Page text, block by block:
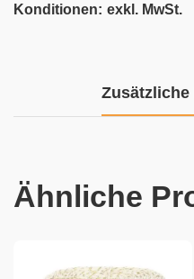
Konditionen: exkl. MwSt.
Ähnliche